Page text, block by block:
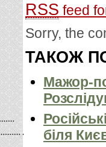
RSS feed
Sorry, the
ТАКОЖ
Мажор-
біля